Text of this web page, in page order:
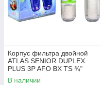
Корпус фильтра двойной
ATLAS SENIOR DUPLEX
PLUS 3P AFO BX TS ¾"
В наличии